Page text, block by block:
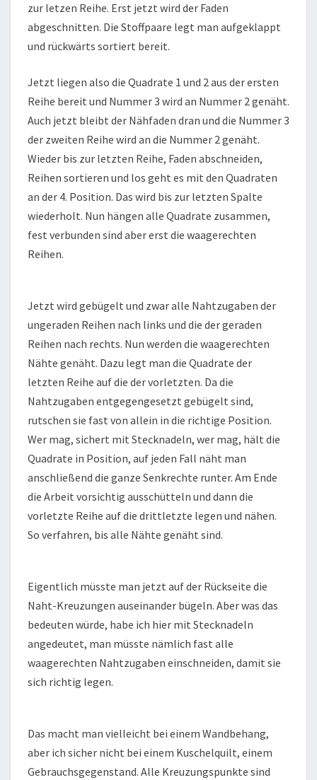
zur letzen Reihe. Erst jetzt wird der Faden
abgeschnitten. Die Stoffpaare legt man aufgeklappt
und rückwärts sortiert bereit.
Jetzt liegen also die Quadrate 1 und 2 aus der ersten
Reihe bereit und Nummer 3 wird an Nummer 2 genäht.
Auch jetzt bleibt der Nähfaden dran und die Nummer 3
der zweiten Reihe wird an die Nummer 2 genäht.
Wieder bis zur letzten Reihe, Faden abschneiden,
Reihen sortieren und los geht es mit den Quadraten
an der 4. Position. Das wird bis zur letzten Spalte
wiederholt. Nun hängen alle Quadrate zusammen,
fest verbunden sind aber erst die waagerechten
Reihen.
Jetzt wird gebügelt und zwar alle Nahtzugaben der
ungeraden Reihen nach links und die der geraden
Reihen nach rechts. Nun werden die waagerechten
Nähte genäht. Dazu legt man die Quadrate der
letzten Reihe auf die der vorletzten. Da die
Nahtzugaben entgegengesetzt gebügelt sind,
rutschen sie fast von allein in die richtige Position.
Wer mag, sichert mit Stecknadeln, wer mag, hält die
Quadrate in Position, auf jeden Fall näht man
anschließend die ganze Senkrechte runter. Am Ende
die Arbeit vorsichtig ausschütteln und dann die
vorletzte Reihe auf die drittletzte legen und nähen.
So verfahren, bis alle Nähte genäht sind.
Eigentlich müsste man jetzt auf der Rückseite die
Naht-Kreuzungen auseinander bügeln. Aber was das
bedeuten würde, habe ich hier mit Stecknadeln
angedeutet, man müsste nämlich fast alle
waagerechten Nahtzugaben einschneiden, damit sie
sich richtig legen.
Das macht man vielleicht bei einem Wandbehang,
aber ich sicher nicht bei einem Kuschelquilt, einem
Gebrauchsgegenstand. Alle Kreuzungspunkte sind